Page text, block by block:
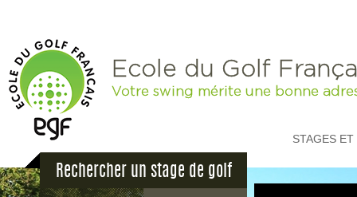
Ecole du Golf
Votre swing mérite une bonne
STAGES
Rechercher un stage de golf